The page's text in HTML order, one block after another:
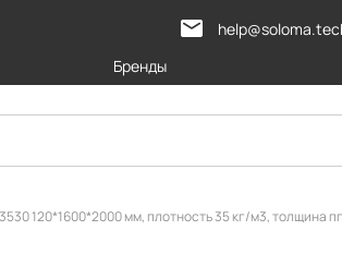
Бренды
120*1600*2000 мм, плотность 35 кг/м3, толщина